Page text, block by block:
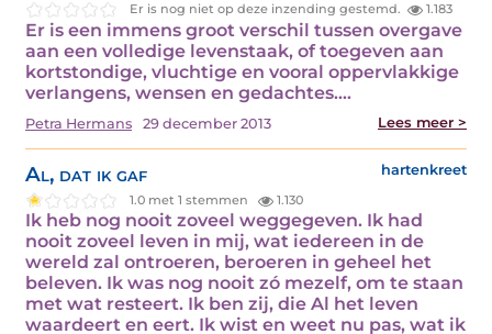
Er is nog niet op deze inzending gestemd. 1.183
Er is een immens groot verschil tussen overgave
aan een volledige levenstaak, of toegeven aan
kortstondige, vluchtige en vooral oppervlakkige
verlangens, wensen en gedachtes.…
Petra Hermans 29 december 2013 Lees meer >
Al, dat ik gaf hartenkreet
1.0 met 1 stemmen 1.130
Ik heb nog nooit zoveel weggegeven. Ik had
nooit zoveel leven in mij, wat iedereen in de
wereld zal ontroeren, beroeren in geheel het
beleven. Ik was nog nooit zó mezelf, om te staan
met wat resteert. Ik ben zij, die Al het leven
waardeert en eert. Ik wist en weet nu pas, wat ik